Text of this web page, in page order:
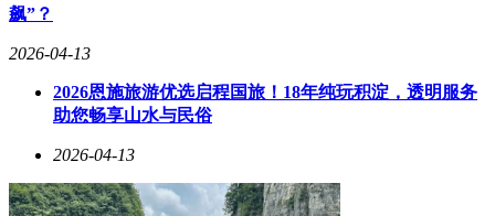
飙”？
2026-04-13
2026恩施旅游优选启程国旅！18年纯玩积淀，透明服务
助您畅享山水与民俗
2026-04-13